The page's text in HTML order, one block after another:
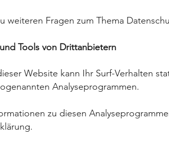
weiteren Fragen zum Thema
Tools von Drittanbietern
Website kann Ihr Surf-Verhalten
Analyseprogrammen.
zu diesen